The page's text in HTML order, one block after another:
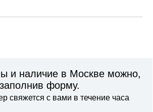
и наличие в Москве можно,
заполнив форму.
свяжется с вами в течение часа